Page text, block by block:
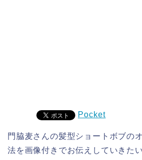
Pocket
門脇麦さんの髪型ショートボブの
法を画像付きでお伝えしていきた